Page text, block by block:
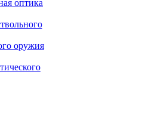
оптика
оружия